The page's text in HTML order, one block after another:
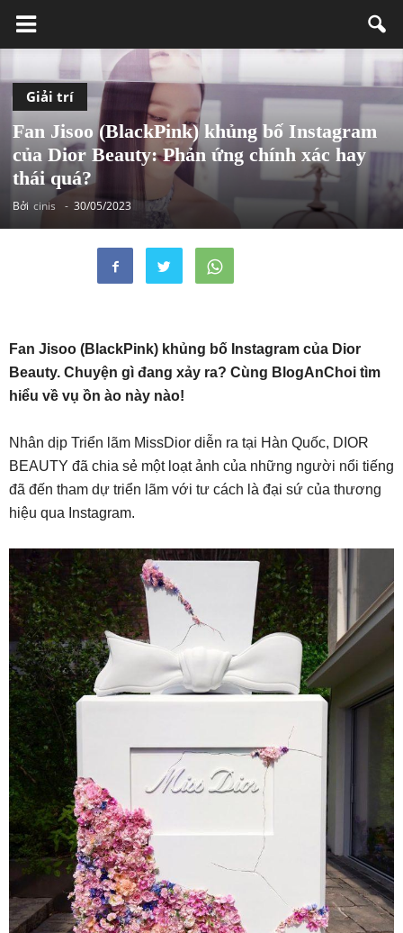
Giải trí
Fan Jisoo (BlackPink) khủng bố Instagram
của Dior Beauty: Phản ứng chính xác hay
thái quá?
Bởi cinis - 30/05/2023
Fan Jisoo (BlackPink) khủng bố Instagram của Dior
Beauty. Chuyện gì đang xảy ra? Cùng BlogAnChoi tìm
hiểu về vụ ồn ào này nào!
Nhân dịp Triển lãm MissDior diễn ra tại Hàn Quốc, DIOR
BEAUTY đã chia sẻ một loạt ảnh của những người nổi tiếng
đã đến tham dự triển lãm với tư cách là đại sứ của thương
hiệu qua Instagram.